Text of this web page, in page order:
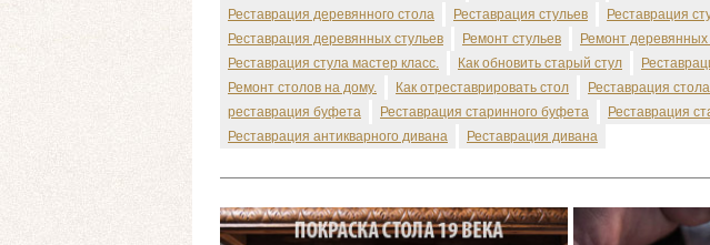
Реставрация деревянного стола
Реставрация стульев Реставрация
Реставрация деревянных стульев
Ремонт стульев Ремонт деревянных
Реставрация стула мастер класс.
Как обновить старый стул
Ремонт столов на дому.
Как отреставрировать стол Реставрация
реставрация буфета
Реставрация старинного буфета Реставрация
Реставрация антикварного дивана
Реставрация дивана